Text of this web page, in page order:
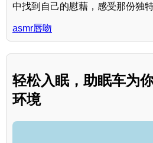
中找到自己的慰藉，感受那份独特
asmr唇吻
轻松入眠，助眠车为
环境